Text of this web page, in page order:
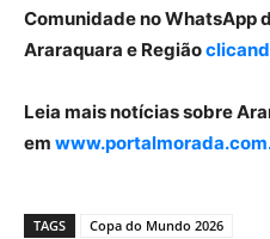
Comunidade no WhatsApp
Araraquara e Região
Leia mais notícias sobre
em
TAGS Copa do Mundo 2026